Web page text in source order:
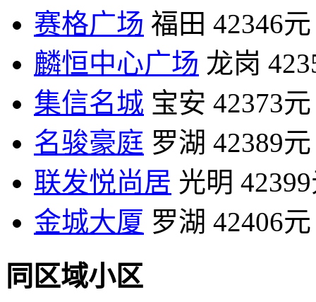
赛格广场 福田 42346元
麟恒中心广场 龙岗
集信名城 宝安 42373元
名骏豪庭 罗湖 42389元
联发悦尚居 光明
金城大厦 罗湖 42406元
同区域小区